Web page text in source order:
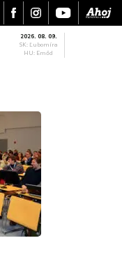
2026. 08. 09.
SK: Ľubomíra
HU: Emőd